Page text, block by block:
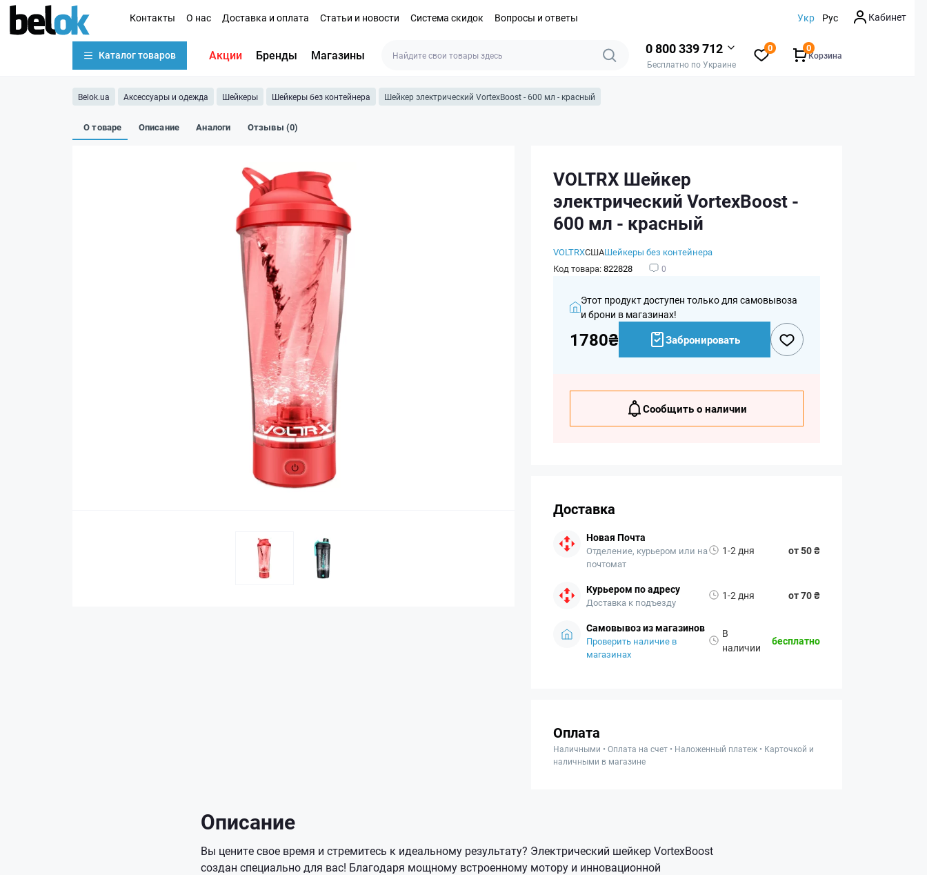
Контакты О нас Доставка и оплата Статьи и новости Система скидок Вопросы и ответы Укр Рус Кабинет
Каталог товаров Акции Бренды Магазины 0 800 339 712
Бесплатно по Украине
0
Корзина
0
Belok.ua Аксессуары и одежда Шейкеры Шейкеры без контейнера Шейкер электрический VortexBoost - 600 мл - красный
О товаре Описание Аналоги Отзывы (0)
VOLTRX Шейкер
электрический VortexBoost -
600 мл - красный
VOLTRXСШАШейкеры без контейнера
Код товара:822828 0
Этот продукт доступен только для самовывоза
и брони в магазинах!
1780₴ Забронировать
Сообщить о наличии
Доставка
Новая Почта
Отделение, курьером или на
почтомат
1-2 дня от 50 ₴
Курьером по адресу
Доставка к подъезду
1-2 дня от 70 ₴
Самовывоз из магазинов
Проверить наличие в
магазинах
В
наличии
бесплатно
Оплата
Наличными • Оплата на счет • Наложенный платеж • Карточкой и
наличными в магазине
Описание
Вы цените свое время и стремитесь к идеальному результату? Электрический шейкер VortexBoost
создан специально для вас! Благодаря мощному встроенному мотору и инновационной